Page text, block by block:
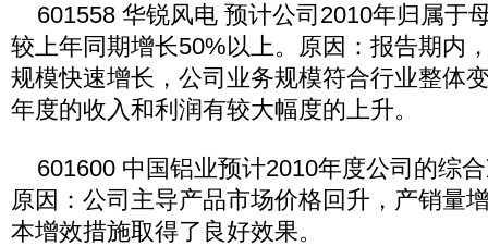
601558 华锐风电 预计公司2010年归属于
较上年同期增长50%以上。原因：报告期内
规模快速增长，公司业务规模符合行业整体
年度的收入和利润有较大幅度的上升。
601600 中国铝业预计2010年度公司的综
原因：公司主导产品市场价格回升，产销量
本增效措施取得了良好效果。